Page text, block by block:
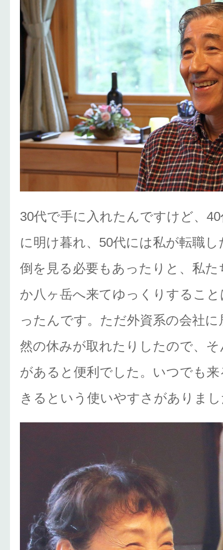
30代で手に入れたんですけど、
に明け暮れ、50代には私が転職
倒を見る必要もあったりと、私
か八ヶ岳へ来てゆっくりするこ
ったんです。ただ外資系の会社に
然の休みが取れたりしたので、
があると便利でした。いつでも
きるという使いやすさがありま